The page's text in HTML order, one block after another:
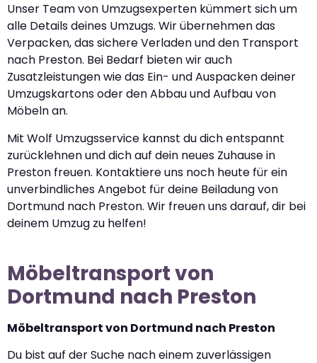
Unser Team von Umzugsexperten kümmert sich um
alle Details deines Umzugs. Wir übernehmen das
Verpacken, das sichere Verladen und den Transport
nach Preston. Bei Bedarf bieten wir auch
Zusatzleistungen wie das Ein- und Auspacken deiner
Umzugskartons oder den Abbau und Aufbau von
Möbeln an.
Mit Wolf Umzugsservice kannst du dich entspannt
zurücklehnen und dich auf dein neues Zuhause in
Preston freuen. Kontaktiere uns noch heute für ein
unverbindliches Angebot für deine Beiladung von
Dortmund nach Preston. Wir freuen uns darauf, dir bei
deinem Umzug zu helfen!
Möbeltransport von
Dortmund nach Preston
Möbeltransport von Dortmund nach Preston
Du bist auf der Suche nach einem zuverlässigen